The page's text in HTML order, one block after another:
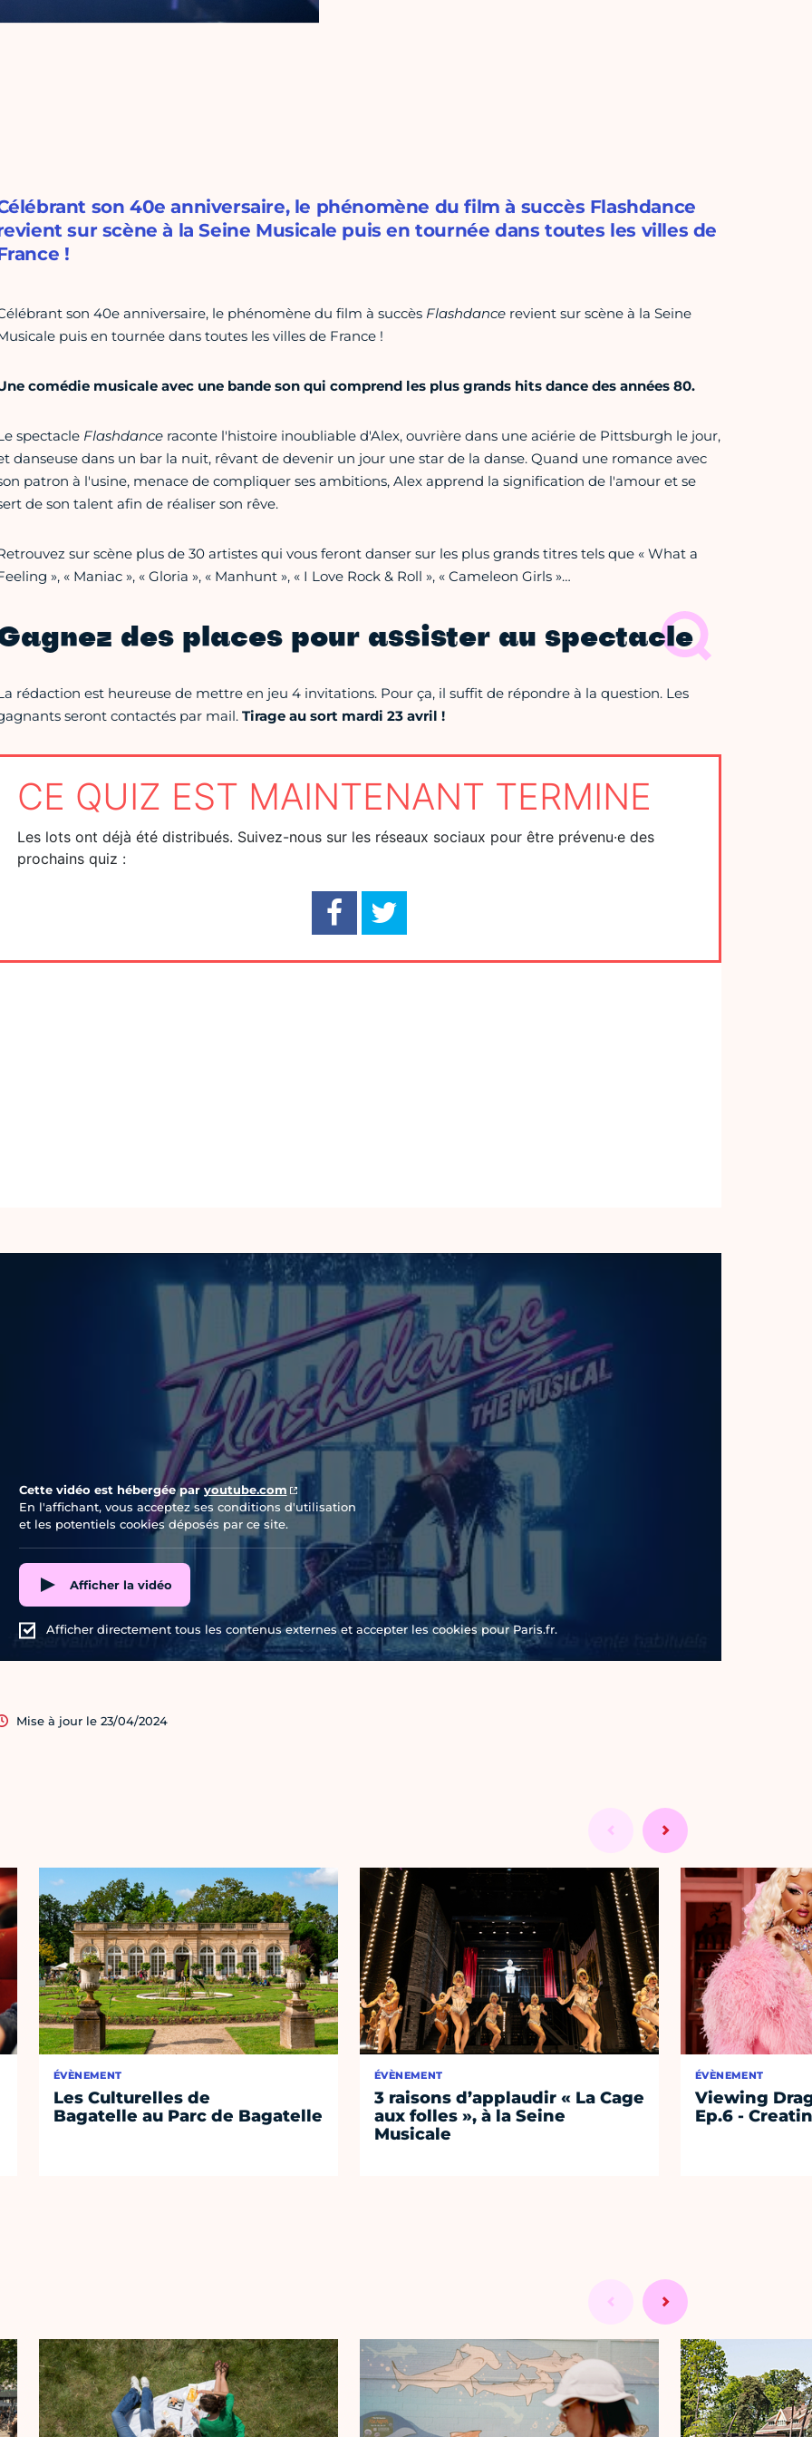
son 40e anniversaire, le phénomène du film à succès Flashdance
sur scène à la Seine Musicale puis en tournée dans toutes les villes de
!
son 40e anniversaire, le phénomène du film à succès Flashdance revient sur scène à la Seine
puis en tournée dans toutes les villes de France !
comédie musicale avec une bande son qui comprend les plus grands hits dance des années 80.
spectacle Flashdanceraconte l'histoire inoubliable d'Alex, ouvrière dans une aciérie de Pittsburgh le jour,
danseuse dans un bar la nuit, rêvant de devenir un jour une star de la danse. Quand une romance avec
patron à l'usine, menace de compliquer ses ambitions, Alex apprend la signification de l'amour et se
de son talent afin de réaliser son rêve.
sur scène plus de 30 artistes qui vous feront danser sur les plus grands titres tels que « What a
», « Maniac », « Gloria », « Manhunt », « I Love Rock & Roll », « Cameleon Girls »…
des places pour assister au spectacle
rédaction est heureuse de mettre en jeu 4 invitations. Pour ça, il suffit de répondre à la question. Les
seront contactés par mail. Tirage au sort mardi 23 avril !
Cette vidéo est hébergée paryoutube.com
En l'affichant, vous acceptez ses conditions d'utilisation
et les potentiels cookies déposés par ce site.
Afficher la vidéo
Afficher directement tous les contenus externes et accepter les cookies pour Paris.fr.
Mise à jour le 23/04/2024
ÉVÈNEMENT
Les Culturelles de
Bagatelle au Parc de Bagatelle
ÉVÈNEMENT
3 raisons d’applaudir « La Cage
aux folles », à la Seine
Musicale
ÉVÈNEMENT
Viewing
Ep.6 -